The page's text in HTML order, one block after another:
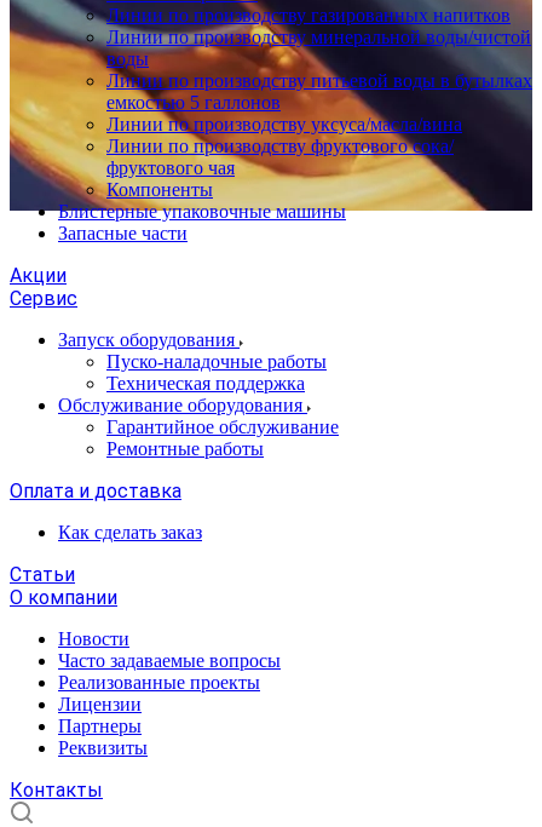
Линии по производству газированных напитков
Линии по производству минеральной воды/чистой
воды
Линии по производству питьевой воды в бутылках
емкостью 5 галлонов
Линии по производству уксуса/масла/вина
Линии по производству фруктового сока/
фруктового чая
Компоненты
Блистерные упаковочные машины
Запасные части
Акции
Сервис
Запуск оборудования
Пуско-наладочные работы
Техническая поддержка
Обслуживание оборудования
Гарантийное обслуживание
Ремонтные работы
Оплата и доставка
Как сделать заказ
Статьи
О компании
Новости
Часто задаваемые вопросы
Реализованные проекты
Лицензии
Партнеры
Реквизиты
Контакты